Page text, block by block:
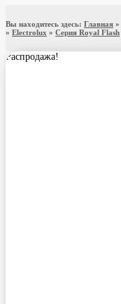
Вы находитесь здесь: Главная »
» Electrolux » Серия Royal Flash
Распродажа!